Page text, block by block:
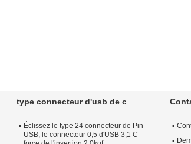
type connecteur d'usb de c
Éclissez le type 24 connecteur de Pin
USB, le connecteur 0,5 d'USB 3,1 C -